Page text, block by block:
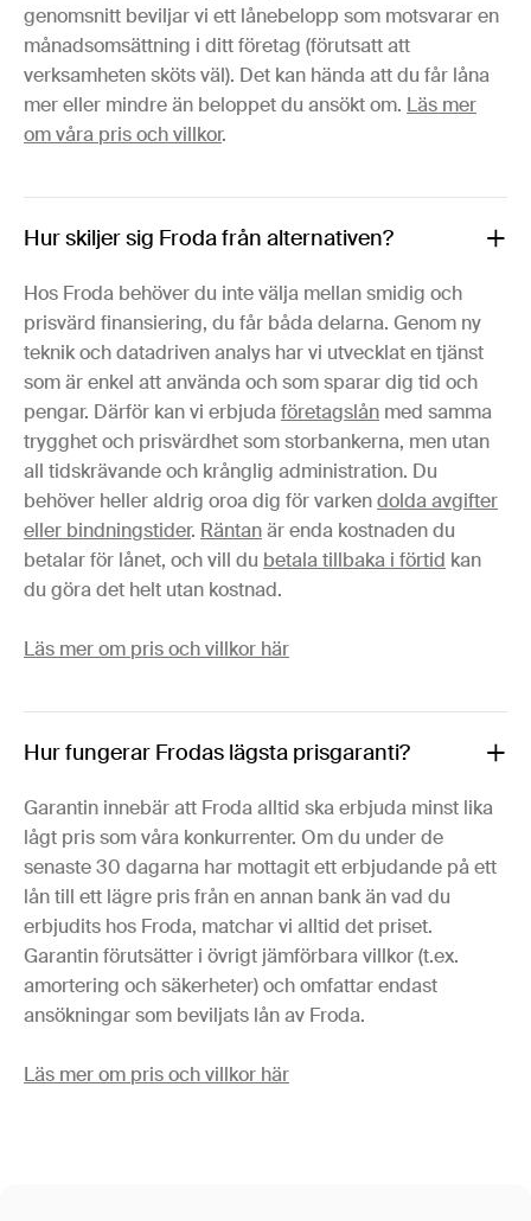
genomsnitt beviljar vi ett lånebelopp som motsvarar en
månadsomsättning i ditt företag (förutsatt att
verksamheten sköts väl). Det kan hända att du får låna
mer eller mindre än beloppet du ansökt om. Läs mer
om våra pris och villkor.
Hur skiljer sig Froda från alternativen?
Hos Froda behöver du inte välja mellan smidig och
prisvärd finansiering, du får båda delarna. Genom ny
teknik och datadriven analys har vi utvecklat en tjänst
som är enkel att använda och som sparar dig tid och
pengar. Därför kan vi erbjudaföretagslån med samma
trygghet och prisvärdhet som storbankerna, men utan
all tidskrävande och krånglig administration. Du
behöver heller aldrig oroa dig för varkendolda avgifter
eller bindningstider. Räntanär enda kostnaden du
betalar för lånet, och vill du betala tillbaka i förtid kan
du göra det helt utan kostnad.
Läs mer om pris och villkor här
Hur fungerar Frodas lägsta prisgaranti?
Garantin innebär att Froda alltid ska erbjuda minst lika
lågt pris som våra konkurrenter. Om du under de
senaste 30 dagarna har mottagit ett erbjudande på ett
lån till ett lägre pris från en annan bank än vad du
erbjudits hos Froda, matchar vi alltid det priset.
Garantin förutsätter i övrigt jämförbara villkor (t.ex.
amortering och säkerheter) och omfattar endast
ansökningar som beviljats lån av Froda.
Läs mer om pris och villkor här